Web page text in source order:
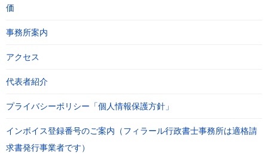
価
事務所案内
アクセス
代表者紹介
プライバシーポリシー「個人情報保護方針」
インボイス登録番号のご案内（フィラール行政書士事務所は適格請
求書発行事業者です）